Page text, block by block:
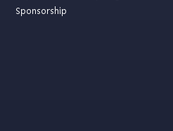
Sponsorship